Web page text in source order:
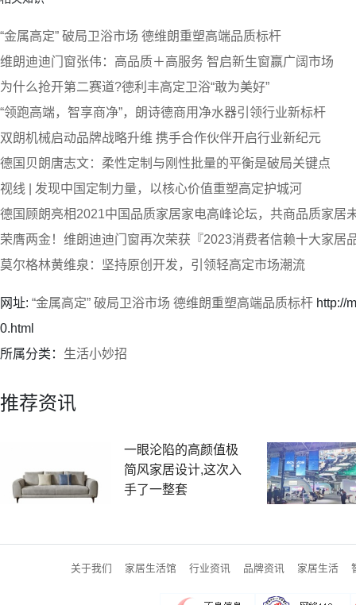
“金属高定” 破局卫浴市场 德维朗重塑高端品质标杆​
维朗迪迪门窗张伟：高品质＋高服务 智启新生窗赢广阔市场
为什么抢开第二赛道?德利丰高定卫浴“敢为美好”
“领跑高端，智享商净”，朗诗德商用净水器引领行业新标杆
双朗机械启动品牌战略升维 携手合作伙伴开启行业新纪元
德国贝朗唐志文：柔性定制与刚性批量的平衡是破局关键点
视线 | 发现中国定制力量，以核心价值重塑高定护城河
德国顾朗亮相2021中国品质家居家电高峰论坛，共商品质家居
荣膺两金！维朗迪迪门窗再次荣获『2023消费者信赖十大家居
莫尔格林黄维泉：坚持原创开发，引领轻高定市场潮流
网址: “金属高定” 破局卫浴市场 德维朗重塑高端品质标杆​ http://
0.html
所属分类： 生活小妙招
推荐资讯
一眼沦陷的高颜值极
简风家居设计,这次入
手了一整套
关于我们 家居生活馆 行业资讯 品牌资讯 家居生活